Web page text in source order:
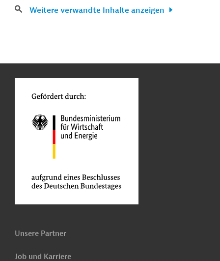
Weitere verwandte Inhalte anzeigen
Unsere Partner
Job und Karriere